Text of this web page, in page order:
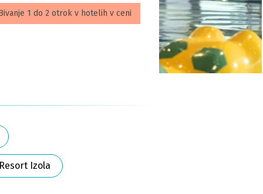
1 do 2 otrok v hotelih v ceni
Izola